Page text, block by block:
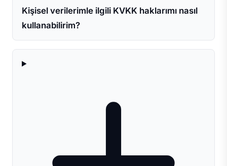
Kişisel verilerimle ilgili KVKK haklarımı nasıl
kullanabilirim?